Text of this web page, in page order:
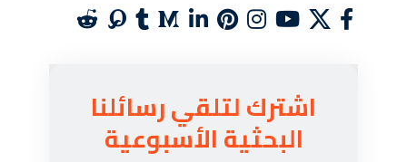
اشترك لتلقي رسائلنا
البحثية الأسبوعية